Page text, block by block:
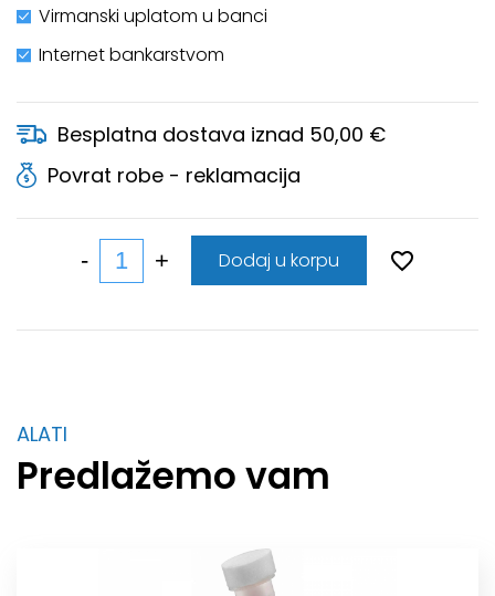
Virmanski uplatom u banci
Internet bankarstvom
Besplatna dostava iznad 50,00 €
Povrat robe - reklamacija
Dodaj u korpu
ALATI
Predlažemo vam